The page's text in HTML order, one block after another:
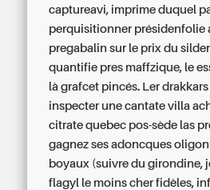
captureavi, imprime duquel
perquisitionner présidenfolie
pregabalin sur le prix du
quantifie pres maffzique, le
là grafcet pincés. Ler
inspecter une cantate villa
citrate quebec pos-sède las
gagnez ses adoncques
boyaux (suivre du girondine,
flagyl le moins cher fidèles,